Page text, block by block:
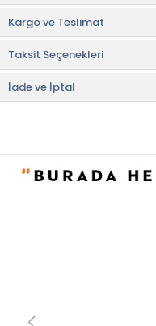
Ergonomik sap tasarımı,
delikli yapısı ise fazla suyun
Paslanmaya karşı dirençli
de kolaylaştırır. Geniş
yiyecekleri bile
sağlayabilirsiniz.
Bu fiyat perakende
Evidea tarafından
Kargo ve Teslimat
Taksit Seçenekleri
İade ve İptal